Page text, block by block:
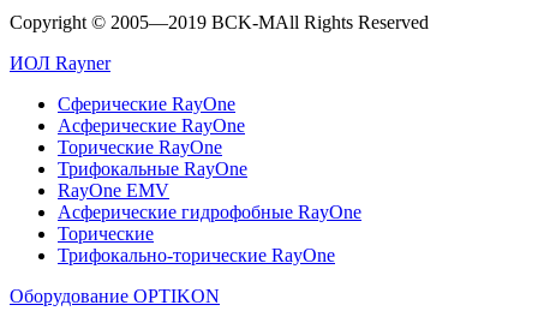
Copyright © 2005—2019 BCK-MAll Rights Reserved
ИОЛ Rayner
Сферические RayOne
Асферические RayOne
Торические RayOne
Трифокальные RayOne
RayOne EMV
Асферические гидрофобные RayOne
Торические
Трифокально-торические RayOne
Оборудование OPTIKON